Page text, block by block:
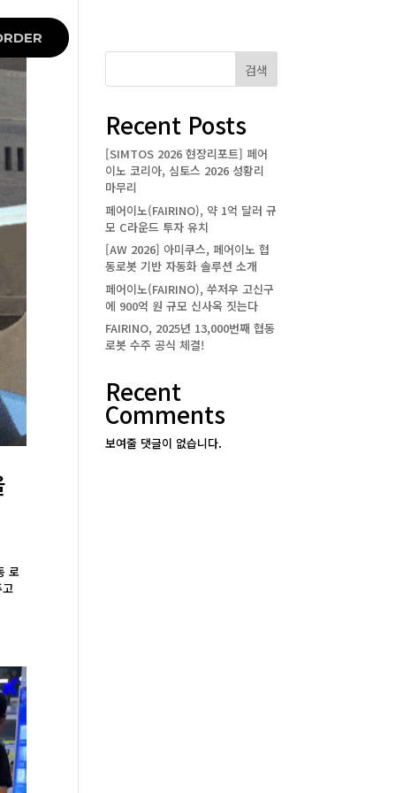
로
검색
Recent Posts
[SIMTOS 2026 현장리포트] 페어
이노 코리아, 심토스 2026 성황리
마무리
페어이노(FAIRINO), 약 1억 달러 규
모 C라운드 투자 유치
[AW 2026] 아미쿠스, 페어이노 협
동로봇 기반 자동화 솔루션 소개
페어이노(FAIRINO), 쑤저우 고신구
에 900억 원 규모 신사옥 짓는다
FAIRINO, 2025년 13,000번째 협동
로봇 수주 공식 체결!
Recent
Comments
보여줄 댓글이 없습니다.